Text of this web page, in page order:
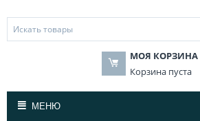
МОЯ КОРЗИНА
Корзина пуста
МЕНЮ